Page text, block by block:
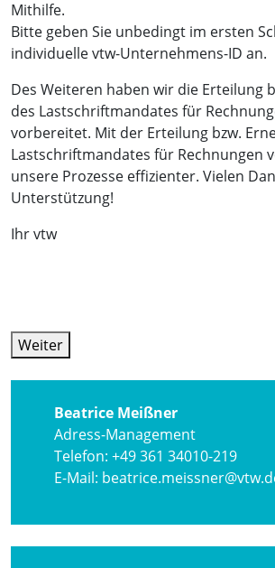
Mithilfe.
Bitte geben Sie unbedingt im ersten
individuelle vtw-Unternehmens-ID an.
Des Weiteren haben wir die Erteilung
des Lastschriftmandates für
vorbereitet. Mit der Erteilung bzw.
Lastschriftmandates für Rechnungen
unsere Prozesse effizienter. Vielen
Unterstützung!
Ihr vtw
Weiter
Beatrice Meißner
Adress-Management
Telefon: +49 361 34010-219
E-Mail: